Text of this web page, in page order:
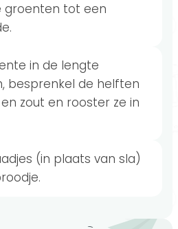
groenten tot een
in de lengte
besprenkel de helften
zout en rooster ze in
(in plaats van sla)